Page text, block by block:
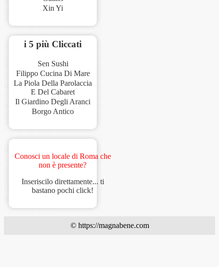
Xin Yi
i 5 più Cliccati
Sen Sushi
Filippo Cucina Di Mare
La Piola Della Parolaccia
E Del Cabaret
Il Giardino Degli Aranci
Borgo Antico
Conosci un locale di Roma che
non è presente?
Inseriscilo direttamente... ti
bastano pochi click!
© https://magnabene.com